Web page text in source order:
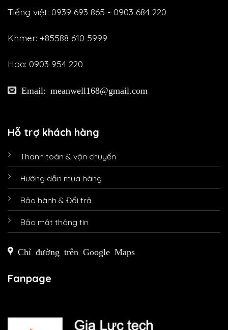
Tiếng việt: 0939 693 865 - 0903 684 220
Khmer: +85588 610 5999
Hoa: 0903 954 220
Email: meanwell168@gmail.com
Hỗ trợ khách hàng
Thanh toán & vận chuyển
Hướng dẫn mua hàng
Bảo hành & Đổi trả
Bảo mật thông tin
Chỉ đường trên Google Maps
Fanpage